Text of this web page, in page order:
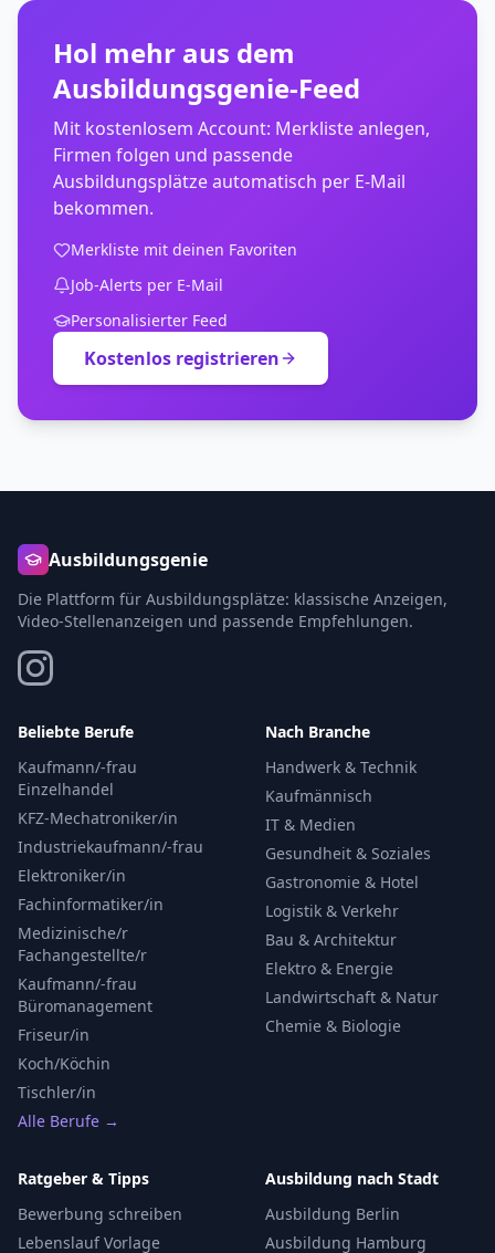
Hol mehr aus dem
Ausbildungsgenie-Feed
Mit kostenlosem Account: Merkliste anlegen,
Firmen folgen und passende
Ausbildungsplätze automatisch per E-Mail
bekommen.
Merkliste mit deinen Favoriten
Job-Alerts per E-Mail
Personalisierter Feed
Kostenlos registrieren
Ausbildungsgenie
Die Plattform für Ausbildungsplätze: klassische Anzeigen,
Video-Stellenanzeigen und passende Empfehlungen.
Beliebte Berufe
Kaufmann/-frau
Einzelhandel
KFZ-Mechatroniker/in
Industriekaufmann/-frau
Elektroniker/in
Fachinformatiker/in
Medizinische/r
Fachangestellte/r
Kaufmann/-frau
Büromanagement
Friseur/in
Koch/Köchin
Tischler/in
Alle Berufe →
Nach Branche
Handwerk & Technik
Kaufmännisch
IT & Medien
Gesundheit & Soziales
Gastronomie & Hotel
Logistik & Verkehr
Bau & Architektur
Elektro & Energie
Landwirtschaft & Natur
Chemie & Biologie
Ratgeber & Tipps
Bewerbung schreiben
Lebenslauf Vorlage
Ausbildung nach Stadt
Ausbildung Berlin
Ausbildung Hamburg